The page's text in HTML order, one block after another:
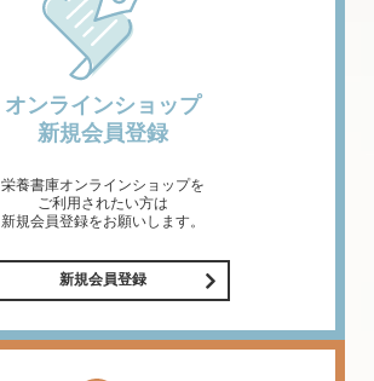
オンラインショップ
新規会員登録
栄養書庫オンラインショップを
ご利用されたい方は
新規会員登録をお願いします。
新規会員登録